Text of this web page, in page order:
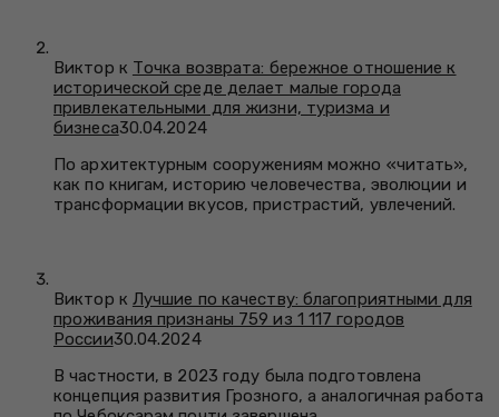
Виктор к Точка возврата: бережное отношение к
исторической среде делает малые города
привлекательными для жизни, туризма и
бизнеса30.04.2024
По архитектурным сооружениям можно «читать»,
как по книгам, историю человечества, эволюции и
трансформации вкусов, пристрастий, увлечений.
Виктор к Лучшие по качеству: благоприятными для
проживания признаны 759 из 1 117 городов
России30.04.2024
В частности, в 2023 году была подготовлена
концепция развития Грозного, а аналогичная работа